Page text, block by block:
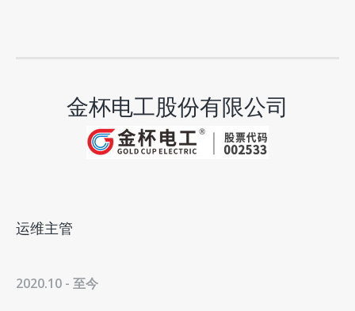
金杯电工股份有限公司
运维主管
2020.10 - 至今